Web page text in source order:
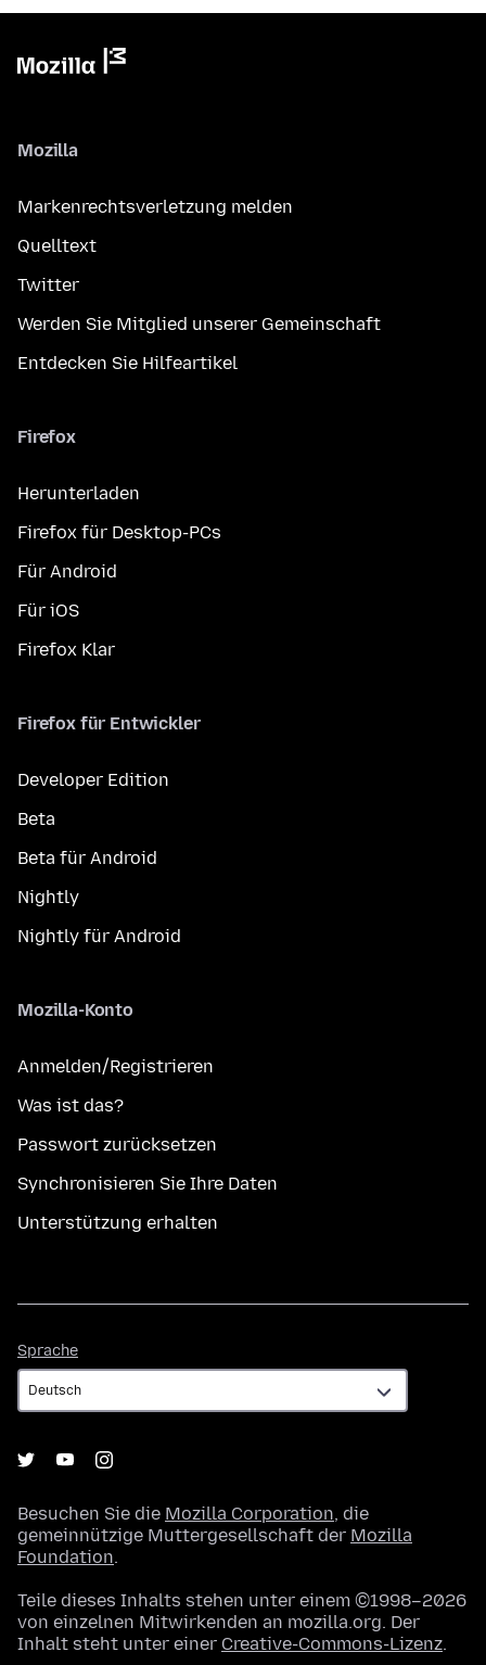
Mozilla
Markenrechtsverletzung melden
Quelltext
Twitter
Werden Sie Mitglied unserer Gemeinschaft
Entdecken Sie Hilfeartikel
Firefox
Herunterladen
Firefox für Desktop-PCs
Für Android
Für iOS
Firefox Klar
Firefox für Entwickler
Developer Edition
Beta
Beta für Android
Nightly
Nightly für Android
Mozilla-Konto
Anmelden/Registrieren
Was ist das?
Passwort zurücksetzen
Synchronisieren Sie Ihre Daten
Unterstützung erhalten
Sprache
Besuchen Sie die Mozilla Corporation, die
gemeinnützige Muttergesellschaft der Mozilla
Foundation.
Teile dieses Inhalts stehen unter einem ©1998–2026
von einzelnen Mitwirkenden an mozilla.org. Der
Inhalt steht unter einer Creative-Commons-Lizenz.